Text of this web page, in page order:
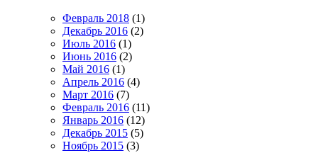
Февраль 2018 (1)
Декабрь 2016 (2)
Июль 2016 (1)
Июнь 2016 (2)
Май 2016 (1)
Апрель 2016 (4)
Март 2016 (7)
Февраль 2016 (11)
Январь 2016 (12)
Декабрь 2015 (5)
Ноябрь 2015 (3)